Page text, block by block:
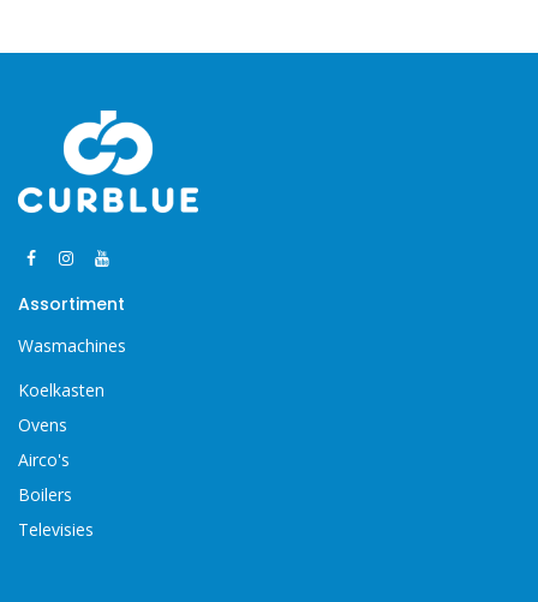
Assortiment
Wasmachines
Koelkasten
Ovens
Airco's
Boilers
Televisies